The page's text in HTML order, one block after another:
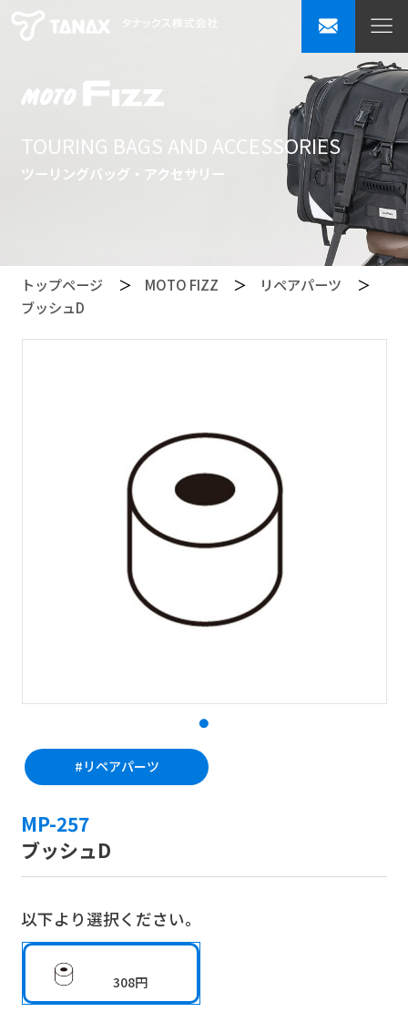
TOURING BAGS AND ACCESSORIES
ツーリングバッグ・アクセサリー
トップページ MOTO FIZZ
リペアパーツ
ブッシュD
#リペアパーツ
MP-257
ブッシュD
以下より選択ください。
308円